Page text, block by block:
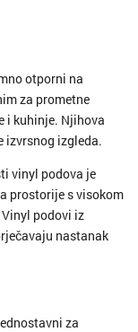
otporni na
za prometne
i kuhinje. Njihova
izvrsnog izgleda.
vinyl podova je
prostorije s visokom
podovi iz
nastanak
za